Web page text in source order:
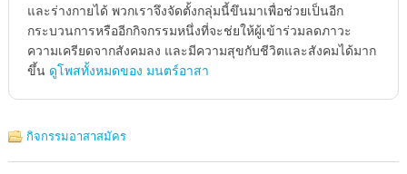
และร่างกายได้ พวกเราจึงจัดตั้งกลุ่มนี้ขึนมาเพื่อช่วยเป็นอีก
กระบวนการหรืออีกกิจกรรมหนึ่งที่จะช่ยให้ผู้เข้าร่วมลดภาวะ
ความเครียดจากสังคมลง และมีความสุขกับชีวิตและสังคมได้มาก
ขึ้น ดูโพสทั้งหมดของ มนตร์อาสา
กิจกรรมอาสาสมัคร